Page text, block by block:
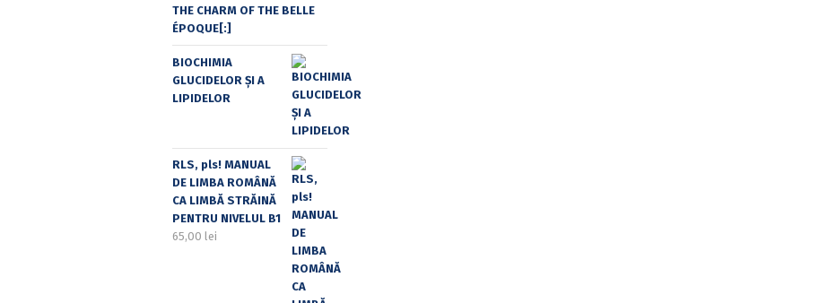
THE CHARM OF THE BELLE
ÉPOQUE[:]
BIOCHIMIA
GLUCIDELOR ȘI A
LIPIDELOR
RLS, pls! MANUAL
DE LIMBA ROMÂNĂ
CA LIMBĂ STRĂINĂ
PENTRU NIVELUL B1
65,00 lei